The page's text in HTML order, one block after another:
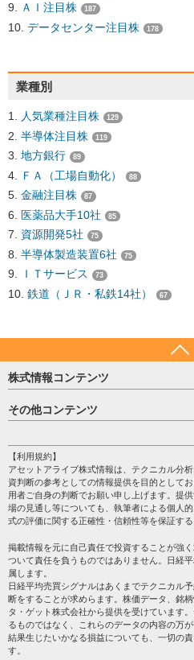
ＡＩ注目株 187
データセンター注目株 178
業種別
人気業種注目株 129
半導体注目株 119
地方銀行 89
ＦＡ（工場自動化） 88
金融注目株 87
医薬品大手10社 85
資源開発5社 75
半導体製造装置6社 75
ＩＴサービス 73
鉄道（ＪＲ・私鉄14社） 67
株式情報コンテンツ
日経平均
売買シグナル
株テーマ情報
海外市況
投資カレンダー
格付け情報
その他コンテンツ
個人情報保護方針
プライバシーポリシー
会社案内
サイトマップ
過去データ
【利用規約】
アセットアライブ株式情報は、テクニカル分
資判断の参考としての情報提供を目的として
用者ご自身の判断でお願い申し上げます。提
場の見通し等についても、執筆者による個人
式の評価に関する正確性・信頼性等を保証する
掲載情報を元に自己責任で投資することが強
ついて責任を負うものではありません。日経
属します。
日経平均売買シグナルはあくまでテクニカル
断をすることが求めらます。株価データ、銘
タ・ゲット株式会社から提供を受けています
るものではなく、これらのデータの内容の万
結果生じたいかなる損益についても、一切の
す。